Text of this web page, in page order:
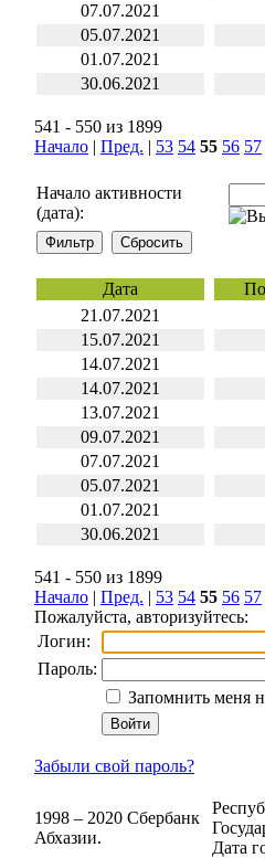
07.07.2021
05.07.2021
01.07.2021
30.06.2021
541 - 550 из 1899
Начало | Пред. | 53 54 55 56 57
Начало активности
(дата):
Дата
21.07.2021
15.07.2021
14.07.2021
14.07.2021
13.07.2021
09.07.2021
07.07.2021
05.07.2021
01.07.2021
30.06.2021
541 - 550 из 1899
Начало | Пред. | 53 54 55 56 57
Пожалуйста, авторизуйтесь:
Логин:
Пароль:
Запомнить меня
Забыли свой пароль?
1998 – 2020 Сбербанк
Абхазии.
Дата